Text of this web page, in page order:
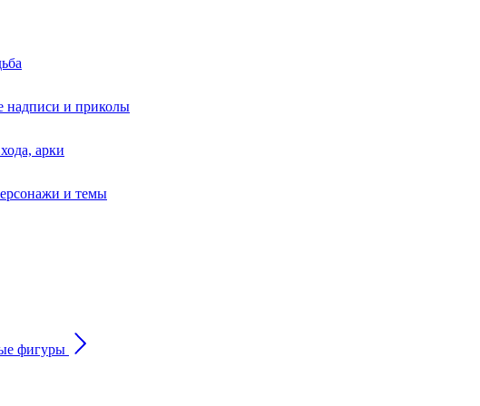
надписи и приколы
арки
и темы
фигуры